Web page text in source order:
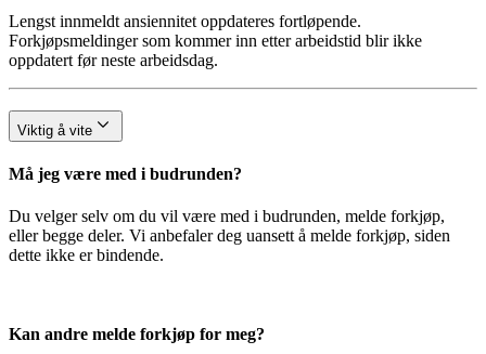
Lengst innmeldt ansiennitet oppdateres fortløpende.
Forkjøpsmeldinger som kommer inn etter arbeidstid blir ikke
oppdatert før neste arbeidsdag.
Viktig å vite
Må jeg være med i budrunden?
Du velger selv om du vil være med i budrunden, melde forkjøp,
eller begge deler. Vi anbefaler deg uansett å melde forkjøp, siden
dette ikke er bindende.
Kan andre melde forkjøp for meg?